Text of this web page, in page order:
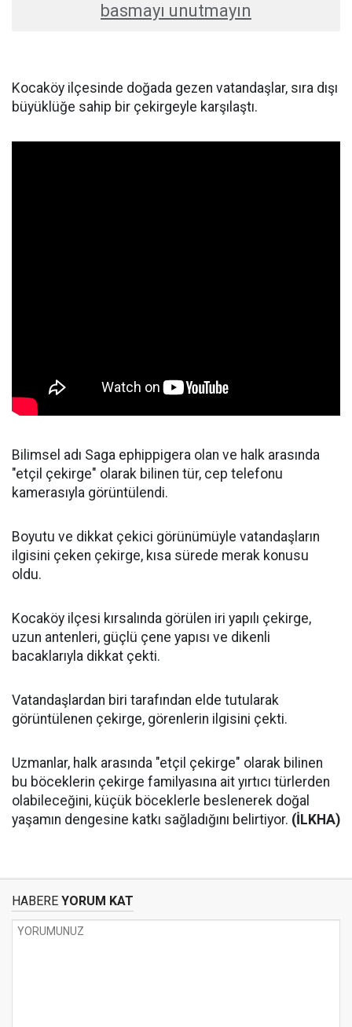
basmayı unutmayın
Kocaköy ilçesinde doğada gezen vatandaşlar, sıra dışı
büyüklüğe sahip bir çekirgeyle karşılaştı.
Bilimsel adı Saga ephippigera olan ve halk arasında
"etçil çekirge" olarak bilinen tür, cep telefonu
kamerasıyla görüntülendi.
Boyutu ve dikkat çekici görünümüyle vatandaşların
ilgisini çeken çekirge, kısa sürede merak konusu
oldu.
Kocaköy ilçesi kırsalında görülen iri yapılı çekirge,
uzun antenleri, güçlü çene yapısı ve dikenli
bacaklarıyla dikkat çekti.
Vatandaşlardan biri tarafından elde tutularak
görüntülenen çekirge, görenlerin ilgisini çekti.
Uzmanlar, halk arasında "etçil çekirge" olarak bilinen
bu böceklerin çekirge familyasına ait yırtıcı türlerden
olabileceğini, küçük böceklerle beslenerek doğal
yaşamın dengesine katkı sağladığını belirtiyor. (İLKHA)
HABERE YORUM KAT